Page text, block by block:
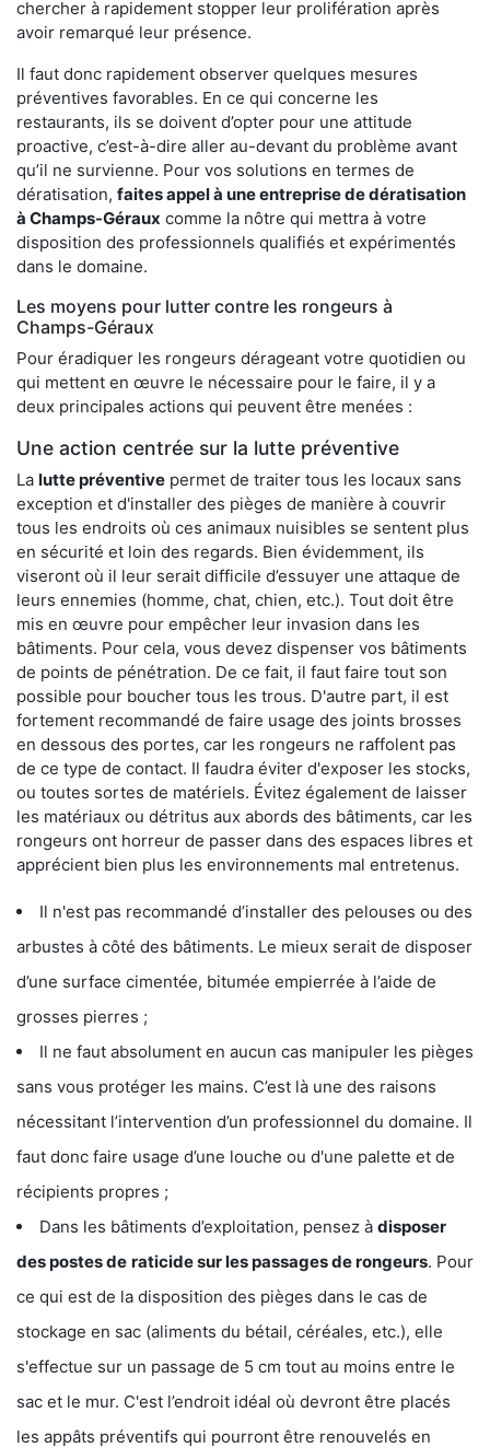
chercher à rapidement stopper leur prolifération après
avoir remarqué leur présence.
Il faut donc rapidement observer quelques mesures
préventives favorables. En ce qui concerne les
restaurants, ils se doivent d’opter pour une attitude
proactive, c’est-à-dire aller au-devant du problème avant
qu’il ne survienne. Pour vos solutions en termes de
dératisation, faites appel à une entreprise de dératisation
à Champs-Géraux comme la nôtre qui mettra à votre
disposition des professionnels qualifiés et expérimentés
dans le domaine.
Les moyens pour lutter contre les rongeurs à
Champs-Géraux
Pour éradiquer les rongeurs dérageant votre quotidien ou
qui mettent en œuvre le nécessaire pour le faire, il y a
deux principales actions qui peuvent être menées :
Une action centrée sur la lutte préventive
La lutte préventive permet de traiter tous les locaux sans
exception et d'installer des pièges de manière à couvrir
tous les endroits où ces animaux nuisibles se sentent plus
en sécurité et loin des regards. Bien évidemment, ils
viseront où il leur serait difficile d’essuyer une attaque de
leurs ennemies (homme, chat, chien, etc.). Tout doit être
mis en œuvre pour empêcher leur invasion dans les
bâtiments. Pour cela, vous devez dispenser vos bâtiments
de points de pénétration. De ce fait, il faut faire tout son
possible pour boucher tous les trous. D'autre part, il est
fortement recommandé de faire usage des joints brosses
en dessous des portes, car les rongeurs ne raffolent pas
de ce type de contact. Il faudra éviter d'exposer les stocks,
ou toutes sortes de matériels. Évitez également de laisser
les matériaux ou détritus aux abords des bâtiments, car les
rongeurs ont horreur de passer dans des espaces libres et
apprécient bien plus les environnements mal entretenus.
Il n'est pas recommandé d’installer des pelouses ou des
arbustes à côté des bâtiments. Le mieux serait de disposer
d’une surface cimentée, bitumée empierrée à l’aide de
grosses pierres ;
Il ne faut absolument en aucun cas manipuler les pièges
sans vous protéger les mains. C’est là une des raisons
nécessitant l’intervention d’un professionnel du domaine. Il
faut donc faire usage d’une louche ou d'une palette et de
récipients propres ;
Dans les bâtiments d’exploitation, pensez à disposer
des postes de raticide sur les passages de rongeurs. Pour
ce qui est de la disposition des pièges dans le cas de
stockage en sac (aliments du bétail, céréales, etc.), elle
s'effectue sur un passage de 5 cm tout au moins entre le
sac et le mur. C'est l’endroit idéal où devront être placés
les appâts préventifs qui pourront être renouvelés en